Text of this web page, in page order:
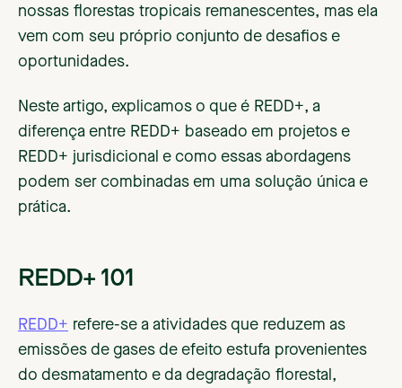
nossas florestas tropicais remanescentes, mas ela
vem com seu próprio conjunto de desafios e
oportunidades.
Neste artigo, explicamos o que é REDD+, a
diferença entre REDD+ baseado em projetos e
REDD+ jurisdicional e como essas abordagens
podem ser combinadas em uma solução única e
prática.
REDD+ 101
REDD+ refere-se a atividades que reduzem as
emissões de gases de efeito estufa provenientes
do desmatamento e da degradação florestal,